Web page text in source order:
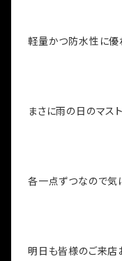
軽量かつ防水性に優
まさに雨の日のマスト
各一点ずつなので気
明日も皆様のご来店